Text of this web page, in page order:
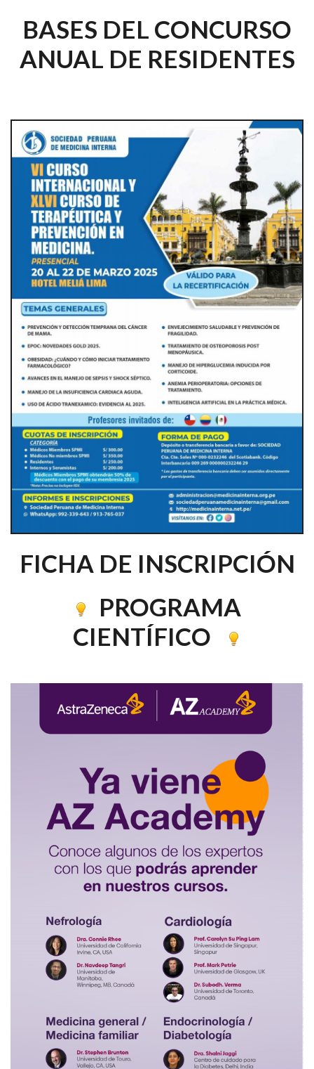
BASES DEL CONCURSO
ANUAL DE RESIDENTES
FICHA DE INSCRIPCIÓN
PROGRAMA
CIENTÍFICO